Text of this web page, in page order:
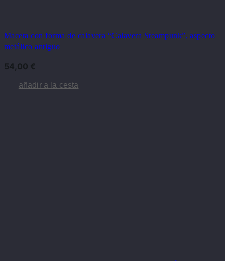
Maceta con forma de calavera “Calavera Steampunk”, aspecto
metálico antiguo
54,00 €
añadir a la cesta